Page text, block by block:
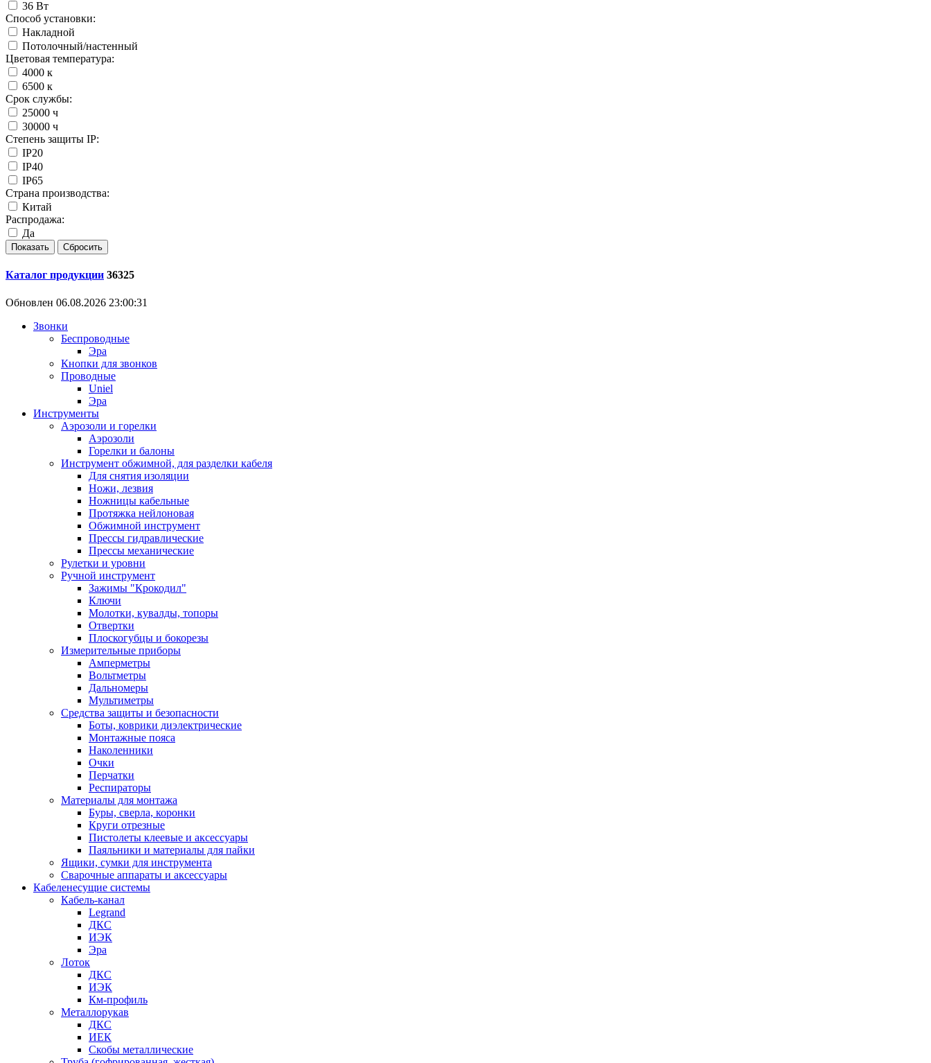
36 Вт
Способ установки:
Накладной
Потолочный/настенный
Цветовая температура:
4000 к
6500 к
Срок службы:
25000 ч
30000 ч
Степень защиты IP:
IP20
IP40
IP65
Страна производства:
Китай
Распродажа:
Да
Каталог продукции 36325
Обновлен 06.08.2026 23:00:31
Звонки
Беспроводные
Эра
Кнопки для звонков
Проводные
Uniel
Эра
Инструменты
Аэрозоли и горелки
Аэрозоли
Горелки и балоны
Инструмент обжимной, для разделки кабеля
Для снятия изоляции
Ножи, лезвия
Ножницы кабельные
Протяжка нейлоновая
Обжимной инструмент
Прессы гидравлические
Прессы механические
Рулетки и уровни
Ручной инструмент
Зажимы "Крокодил"
Ключи
Молотки, кувалды, топоры
Отвертки
Плоскогубцы и бокорезы
Измерительные приборы
Амперметры
Вольтметры
Дальномеры
Мультиметры
Средства защиты и безопасности
Боты, коврики диэлектрические
Монтажные пояса
Наколенники
Очки
Перчатки
Респираторы
Материалы для монтажа
Буры, сверла, коронки
Круги отрезные
Пистолеты клеевые и аксессуары
Паяльники и материалы для пайки
Ящики, сумки для инструмента
Сварочные аппараты и аксессуары
Кабеленесущие системы
Кабель-канал
Legrand
ДКС
ИЭК
Эра
Лоток
ДКС
ИЭК
Км-профиль
Металлорукав
ДКС
ИЕК
Скобы металлические